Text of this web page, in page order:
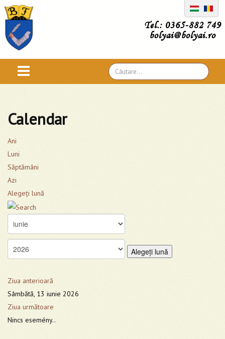
Tel.: 0365-882 749
bolyai@bolyai.ro
Căutare
...
Calendar
Ani
Luni
Săptămâni
Azi
Alegeţi lună
Alegeţi lună
Ziua anterioară
Sâmbătă, 13 iunie 2026
Ziua următoare
Nincs esemény..